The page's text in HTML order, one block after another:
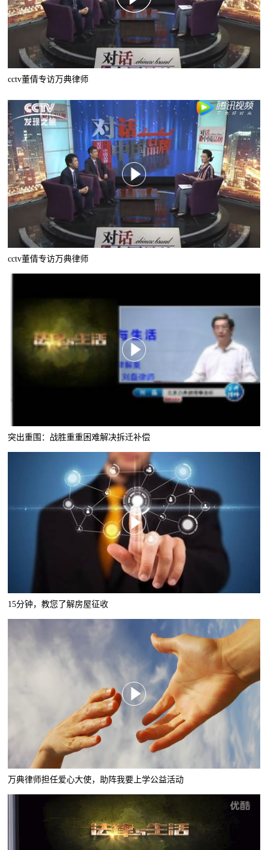
cctv董倩专访万典律师
cctv董倩专访万典律师
突出重围：战胜重重困难解决拆迁补偿
15分钟，教您了解房屋征收
万典律师担任爱心大使，助阵我要上学公益活动